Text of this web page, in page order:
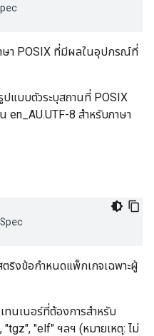
ษา POSIX ที่มีผลในอุปกรณ์ที่
แบบตัวระบุสถานที่ POSIX
en_AU.UTF-8 สำหรับภาษา
ริงข้อกำหนดแพ็กเกจเฉพาะผู้
ทนเนอร์ที่ต้องการสำหรับ
"elf" ฯลฯ (หมายเหตุ: ไม่